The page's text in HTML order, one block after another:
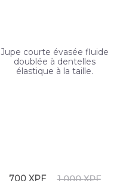
Jupe courte évasée fluide
doublée à dentelles
élastique à la taille.
700 XPF